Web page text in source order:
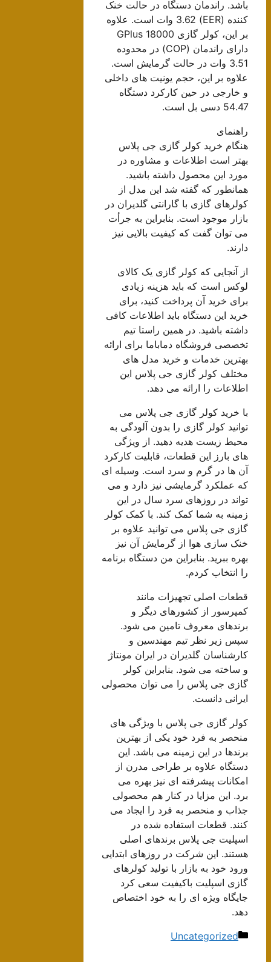
باشد. راندمان دستگاه در حالت خنک
کننده (EER) 3.62 وات است. علاوه
بر این، کولر گازی 18000 GPlus
دارای راندمان (COP) در محدوده
3.51 وات در حالت گرمایش است.
علاوه بر این، حجم یونیت های داخلی
و خارجی در حین کارکرد دستگاه
54.47 دسی بل است.
راهنمای
هنگام خرید کولر گازی جی پلاس
بهتر است اطلاعات و مشاوره در
مورد این محصول داشته باشید.
همانطور که گفته شد این مدل از
کولرهای گازی با گارانتی گلدیران در
بازار موجود است. بنابراین به جرأت
می توان گفت که کیفیت بالایی نیز
دارند.
از آنجایی که کولر گازی یک کالای
لوکس است که باید هزینه زیادی
برای خرید آن پرداخت کنید، برای
خرید این دستگاه باید اطلاعات کافی
داشته باشید. در همین راستا تیم
تخصصی فروشگاه دماباما برای ارائه
بهترین خدمات و خرید مدل های
مختلف کولر گازی جی پلاس این
اطلاعات را ارائه می دهد.
با خرید کولر گازی جی پلاس می
توانید کولر گازی را بدون آلودگی به
محیط زیست هدیه دهید. از ویژگی
های بارز این قطعات، قابلیت کارکرد
آن ها در گرم و سرد است. وسیله ای
که عملکرد گرمایشی نیز دارد و می
تواند در روزهای سرد سال در این
زمینه به شما کمک کند. با کمک کولر
گازی جی پلاس می توانید علاوه بر
خنک سازی هوا از گرمایش آن نیز
بهره ببرید. بنابراین من دستگاه برنامه
را انتخاب کردم.
قطعات اصلی تجهیزات مانند
کمپرسور از کشورهای دیگر و
برندهای معروف تامین می شود.
سپس زیر نظر تیم مهندسین و
کارشناسان گلدیران در ایران مونتاژ
و ساخته می شود. بنابراین کولر
گازی جی پلاس را می توان محصولی
ایرانی دانست.
کولر گازی جی پلاس با ویژگی های
منحصر به فرد خود یکی از بهترین
برندها در این زمینه می باشد. این
دستگاه علاوه بر طراحی مدرن از
امکانات پیشرفته ای نیز بهره می
برد. این مزایا در کنار هم محصولی
جذاب و منحصر به فرد را ایجاد می
کنند. قطعات استفاده شده در
اسپلیت جی پلاس برندهای اصلی
هستند. این شرکت در روزهای ابتدایی
ورود خود به بازار با تولید کولرهای
گازی اسپلیت باکیفیت سعی کرد
جایگاه ویژه ای را به خود اختصاص
دهد.
دسته‌ها
Uncategorized